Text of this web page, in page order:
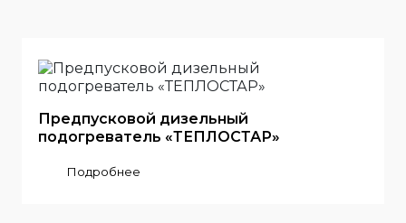
Предпусковой дизельный
подогреватель «ТЕПЛОСТАР»
Подробнее